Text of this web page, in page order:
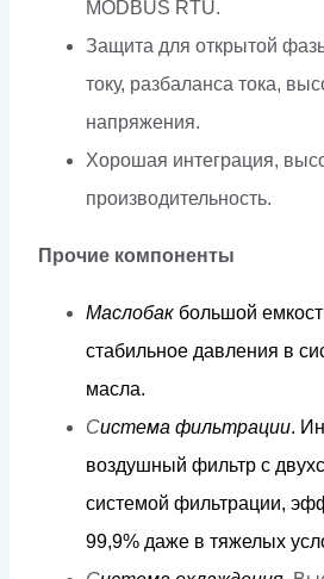
MODBUS RTU.
Защита для открытой
току, разбаланса тока,
напряжения.
Хорошая интеграция,
производительность.
Прочие компоненты
Маслобак большой емкост
стабильное давления в
масла.
Система фильтрации. И н
воздушный фильтр с двухс
системой фильтрации, э
99,9% даже в тяжелых усл